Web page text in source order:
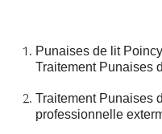
Punaises de lit
Traitement Punaises
Traitement Punaises
professionnelle